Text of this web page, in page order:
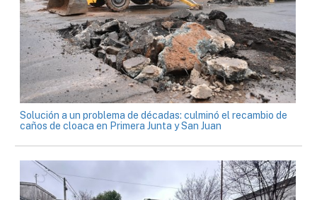
Solución a un problema de décadas: culminó el recambio de
caños de cloaca en Primera Junta y San Juan